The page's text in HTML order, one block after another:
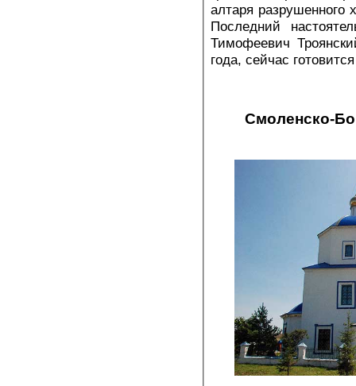
алтаря разрушенного
Последний
Тимофеевич
года, сейчас
Смоленско-